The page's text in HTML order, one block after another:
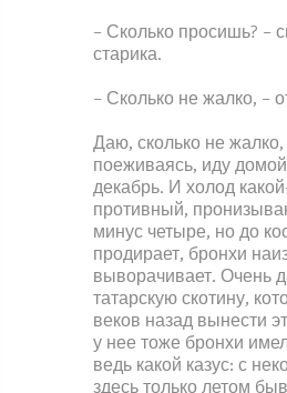
– Сколько просишь? –
старика.
– Сколько не жалко, –
Даю, сколько не жалко,
поеживаясь, иду
декабрь. И холод
противный,
минус четыре, но до
продирает, бронхи
выворачивает. Очень
татарскую скотину,
веков назад вынести
у нее тоже бронхи
ведь какой казус: с
здесь только летом